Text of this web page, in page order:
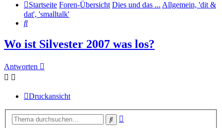
Startseite Foren-Übersicht Dies und das ... Allgemein, 'dit &
dat', 'smalltalk'
Suche
Wo ist Silvester 2007 was los?
Antworten
Druckansicht
Suche